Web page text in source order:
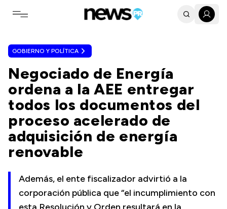
Toggle navigation menu
GOBIERNO Y POLÍTICA
Negociado de Energía
ordena a la AEE entregar
todos los documentos del
proceso acelerado de
adquisición de energía
renovable
Además, el ente fiscalizador advirtió a la
corporación pública que “el incumplimiento con